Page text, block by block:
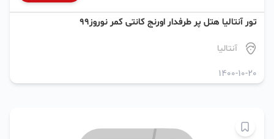
تور آنتالیا هتل پر طرفدار اورنج کانتی کمر نوروز99
آنتالیا
1400-10-20